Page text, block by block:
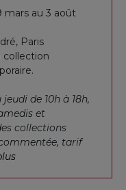
talent
vieillards
;
peintre italien
ensuite et
la peine ne soit
sous la protection
Artemisia est
de son
mars au 3 août
Paris
collection
de 10h à 18h,
et
collections
tarif